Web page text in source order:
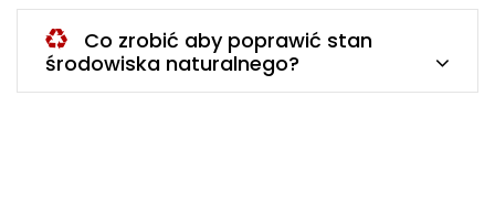
Co zrobić aby poprawić stan
środowiska naturalnego?